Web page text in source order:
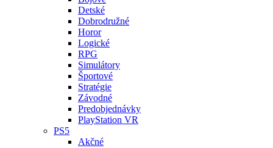
Detské
Dobrodružné
Horor
Logické
RPG
Simulátory
Športové
Stratégie
Závodné
Predobjednávky
PlayStation VR
PS5
Akčné